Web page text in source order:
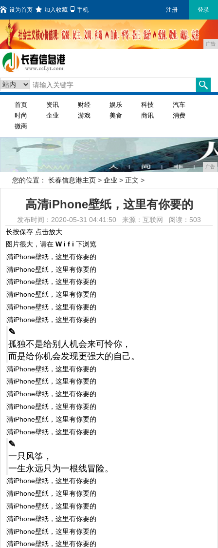
设为首页 加入收藏 手机 注册 登录
广告
首页 资讯 财经 娱乐 科技
汽车
时尚
企业 游戏 美食 商讯
消费
微商
广告
您的位置： 长春信息港主页 > 企业 > 正文 >
高清iPhone壁纸，这里有你要的
发布时间：2020-05-31 04:41:50 来源：互联网 阅读：503
长按保存 点击放大
图片很大，请在W i f i 下浏览
✎
孤独不是给别人机会来可怜你，
而是给你机会发现更强大的自己。
✎
一只风筝，
一生永远只为一根线冒险。